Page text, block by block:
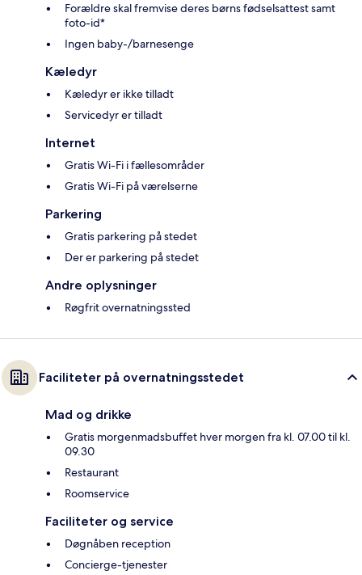
Forældre skal fremvise deres børns fødselsattest samt
foto-id*
Ingen baby-/barnesenge
Kæledyr
Kæledyr er ikke tilladt
Servicedyr er tilladt
Internet
Gratis Wi-Fi i fællesområder
Gratis Wi-Fi på værelserne
Parkering
Gratis parkering på stedet
Der er parkering på stedet
Andre oplysninger
Røgfrit overnatningssted
Faciliteter på overnatningsstedet
Mad og drikke
Gratis morgenmadsbuffet hver morgen fra kl. 07.00 til kl.
09.30
Restaurant
Roomservice
Faciliteter og service
Døgnåben reception
Concierge-tjenester